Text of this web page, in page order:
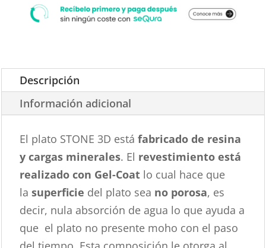
Descripción
Información adicional
El plato STONE 3D estáfabricado de resina
y cargas minerales. El revestimiento está
realizado con Gel-Coat lo cual hace que
lasuperficie del plato sea no porosa, es
decir, nula absorción de agua lo que ayuda a
que el plato no presente moho con el paso